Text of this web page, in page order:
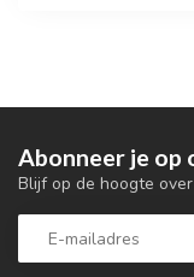
Abonneer je op
Blijf op de hoogte